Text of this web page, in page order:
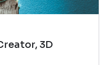
3D